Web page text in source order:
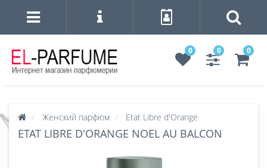
0 0 0
Женский парфюм Etat Libre d'Orange
ETAT LIBRE D'ORANGE NOEL AU BALCON